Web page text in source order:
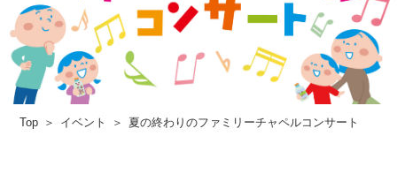
Top イベント 夏の終わりのファミリーチャペルコンサート